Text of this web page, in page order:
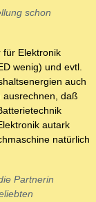
schon
für Elektronik
wenig) und evtl.
auch
ausrechnen, daß
autark
natürlich
Partnerin